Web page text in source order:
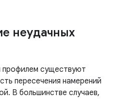
неудачных
профилем существуют
пересечения намерений
В большинстве случаев,